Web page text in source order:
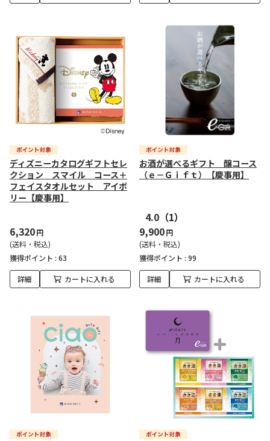
ディズニーカタログギフトセレ
クション スマイル コース＋
フェイスタオルセット アイボ
リー【慶事用】
6,320円
(送料・税込)
獲得ポイント : 63
詳細 カートに入れる
お酒が選べるギフト 醸コース
（ｅ－Ｇｉｆｔ）【慶事用】
4.0 （1）
9,900円
(送料・税込)
獲得ポイント : 99
詳細 カートに入れる